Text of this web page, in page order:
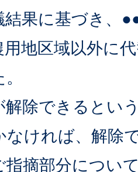
果に基づき、
地区域以外に
解除できるとい
なければ、解除
指摘部分につい